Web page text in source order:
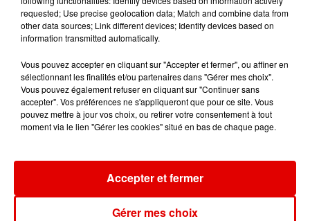
L'ACTU DES ARDENNES
requested; Use precise geolocation data; Match and combine data from
other data sources; Link different devices; Identify devices based on
information transmitted automatically.
Vous pouvez accepter en cliquant sur "Accepter et fermer", ou affiner en
sélectionnant les finalités et/ou partenaires dans "Gérer mes choix".
Vous pouvez également refuser en cliquant sur "Continuer sans
accepter". Vos préférences ne s'appliqueront que pour ce site. Vous
pouvez mettre à jour vos choix, ou retirer votre consentement à tout
moment via le lien "Gérer les cookies" situé en bas de chaque page.
Gérer mes choix
Accepter et fermer